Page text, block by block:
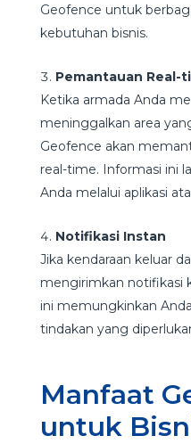
Geofence untuk
kebutuhan bisnis.
Pemantauan Real-
Ketika armada Anda
meninggalkan area
Geofence akan
real-time. Informasi ini
Anda melalui aplikasi
Notifikasi Instan
Jika kendaraan keluar
mengirimkan notifikasi
ini memungkinkan
tindakan yang
Manfaat
untuk